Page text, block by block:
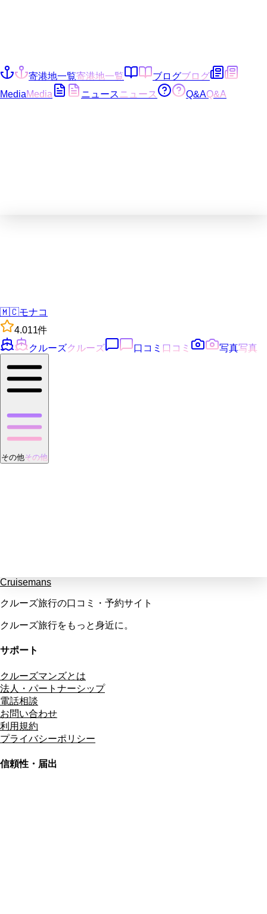
寄港地一覧寄港地一覧 ブログブログ
MediaMedia ニュース ニュース Q&AQ&A
🇲🇨モナコ
4.011件
クルーズクルーズ 口コミ 口コミ 写真写真
その他その他
Cruisemans
クルーズ旅行の口コミ・予約サイト
クルーズ旅行をもっと身近に。
サポート
クルーズマンズとは
法人・パートナーシップ
電話相談
お問い合わせ
利用規約
プライバシーポリシー
信頼性・届出